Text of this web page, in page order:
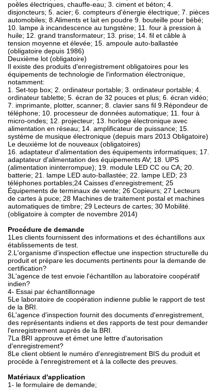
poêles électriques, chauffe-eau; 3. ciment et béton; 4.
disjoncteurs; 5. acier; 6. compteurs d'énergie électrique; 7. pièces
automobiles; 8.Aliments et lait en poudre 9. bouteille pour bébé;
10. lampe à incandescence au tungstène; 11. four à pression à
huile; 12. grand transformateur; 13. prise; 14. fil et câble à
tension moyenne et élevée; 15. ampoule auto-ballastée
(obligatoire depuis 1986)
Deuxième lot (obligatoire)
Il existe des produits d'enregistrement obligatoires pour les
équipements de technologie de l'information électronique,
notamment:
1. Set-top box; 2. ordinateur portable; 3. ordinateur portable; 4.
ordinateur tablette; 5. écran de 32 pouces et plus; 6. écran vidéo;
7. imprimante, plotter, scanner; 8. clavier sans fil 9.Répondeur de
téléphone; 10. processeur de données automatique; 11. four à
micro-ondes; 12. projecteur; 13. horloge électronique avec
alimentation en réseau; 14. amplificateur de puissance; 15.
système de musique électronique (depuis mars 2013 Obligatoire)
Le deuxième lot de nouveaux (obligatoires)
16. adaptateur d'alimentation des équipements informatiques; 17.
adaptateur d'alimentation des équipements AV; 18. UPS
(alimentation ininterrompue); 19. module LED CC ou CA; 20.
batterie; 21. lampe LED auto-ballastée; 22. lampe LED; 23
téléphones portables;24 Caisses d'enregistrement; 25
Équipements de terminaux de vente; 26 Copieurs; 27 Lecteurs
de cartes à puce; 28 Machines de traitement postal et machines
automatiques de timbre; 29 Lecteurs de cartes; 30 Mobilité.
(obligatoire à compter de novembre 2014)
Procédure de demande
1Les clients fournissent des informations et des échantillons aux
établissements de test.
2.L'organisme d'inspection effectue une inspection structurelle du
produit et prépare les documents pertinents pour la demande de
certification?
3L'agence de test envoie l'échantillon au laboratoire coopératif
indien?
4- Essai par échantillonnage
5Le laboratoire de coopération indienne publie le rapport de test
de la BRI.
6L'agence d'inspection fournit des documents d'enregistrement,
des représentants indiens et des rapports de test pour demander
l'enregistrement auprès de la BRI.
7La BRI approuve et émet une lettre d'autorisation
d'enregistrement?
8Le client obtient le numéro d'enregistrement BIS du produit et
procède à l'enregistrement et à la collecte des preuves.
Matériaux d'application
1- le formulaire de demande;